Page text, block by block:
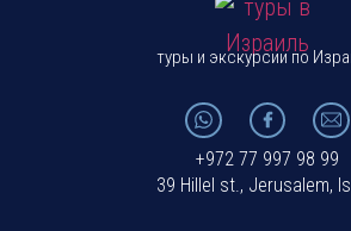
туры и экскурсии по
+972 77 997 98 99
39 Hillel st., Jerusalem,